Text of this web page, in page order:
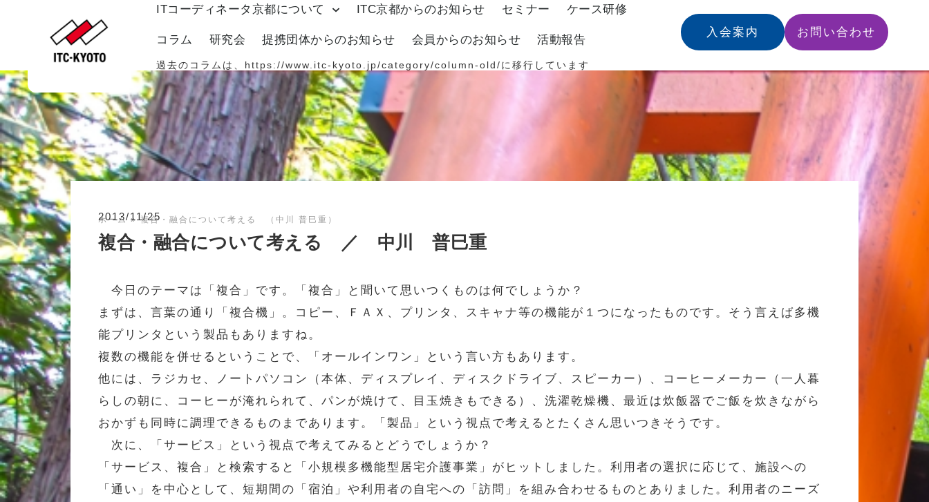
ITコーディネータ京都について ITC京都からのお知らせ セミナー ケース研修
コラム 研究会 提携団体からのお知らせ 会員からのお知らせ 活動報告
過去のコラムは、 https://www.itc-kyoto.jp/category/column-old/ に移行しています
入会案内 お問い合わせ
ホーム»複合・融合について考える （中川 普巳重）
2013/11/25
複合・融合について考える ／ 中川 普巳重
今日のテーマは「複合」です。「複合」と聞いて思いつくものは何でしょうか？
まずは、言葉の通り「複合機」。コピー、ＦＡＸ、プリンタ、スキャナ等の機能が１つになったものです。そう言えば多機
能プリンタという製品もありますね。
複数の機能を併せるということで、「オールインワン」という言い方もあります。
他には、ラジカセ、ノートパソコン（本体、ディスプレイ、ディスクドライブ、スピーカー）、コーヒーメーカー（一人暮
らしの朝に、コーヒーが淹れられて、パンが焼けて、目玉焼きもできる）、洗濯乾燥機、最近は炊飯器でご飯を炊きながら
おかずも同時に調理できるものまであります。「製品」という視点で考えるとたくさん思いつきそうです。
次に、「サービス」という視点で考えてみるとどうでしょうか？
「サービス、複合」と検索すると「小規模多機能型居宅介護事業」がヒットしました。利用者の選択に応じて、施設への
「通い」を中心として、短期間の「宿泊」や利用者の自宅への「訪問」を組み合わせるものとありました。利用者のニーズ